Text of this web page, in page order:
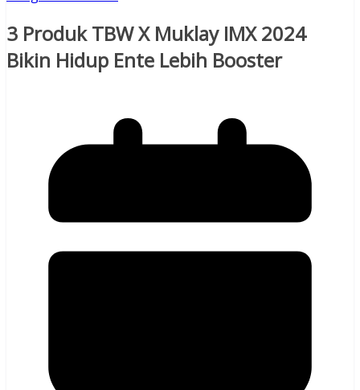
3 Produk TBW X Muklay IMX 2024
Bikin Hidup Ente Lebih Booster